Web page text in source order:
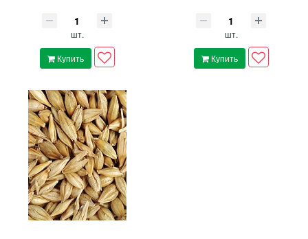
шт.
Купить
шт.
Купить